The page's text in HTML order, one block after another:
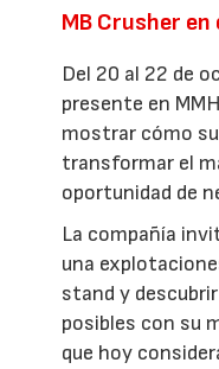
MB Crusher en
Del 20 al 22 de
presente en
mostrar cómo
transformar el
oportunidad de
La compañía
una
stand y
posibles con su
que hoy